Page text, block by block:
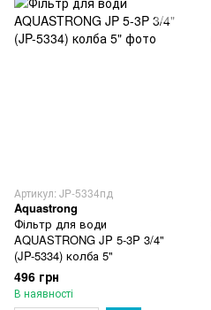
Артикул: JP-5334пд
Aquastrong
Фільтр для води
AQUASTRONG JP 5-3P 3/4"
(JP-5334) колба 5"
496 грн
В наявності